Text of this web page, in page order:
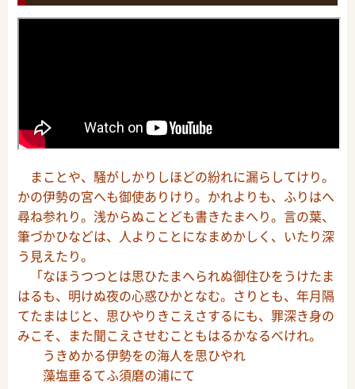
まことや、騒がしかりしほどの紛れに漏らしてけり。
かの伊勢の宮へも御使ありけり。かれよりも、ふりはへ
尋ね参れり。浅からぬことども書きたまへり。言の葉、
筆づかひなどは、人よりことになまめかしく、いたり深
う見えたり。
「なほうつつとは思ひたまへられぬ御住ひをうけたま
はるも、明けぬ夜の心惑ひかとなむ。さりとも、年月隔
てたまはじと、思ひやりきこえさするにも、罪深き身の
みこそ、また聞こえさせむこともはるかなるべけれ。
うきめかる伊勢をの海人を思ひやれ
藻塩垂るてふ須磨の浦にて